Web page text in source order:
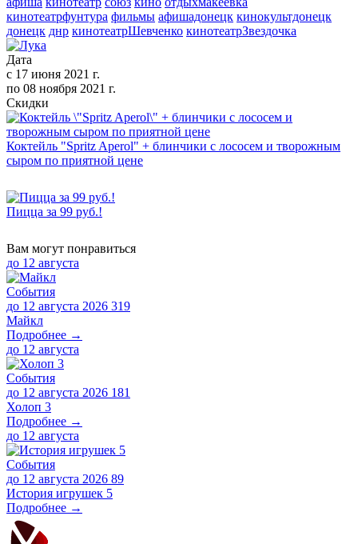
кинотеатрфунтура фильмы афишадонецк кинокультдонецк
донецк днр кинотеатрШевченко кинотеатрЗвездочка
Дата
с 17 июня 2021 г.
по 08 ноября 2021 г.
Скидки
Коктейль "Spritz Aperol" + блинчики с лососем и творожным
сыром по приятной цене
Пицца за 99 руб.!
Вам могут понравиться
до 12 августа
События
до 12 августа 2026 319
Майкл
Подробнее →
до 12 августа
События
до 12 августа 2026 181
Холоп 3
Подробнее →
до 12 августа
События
до 12 августа 2026 89
История игрушек 5
Подробнее →